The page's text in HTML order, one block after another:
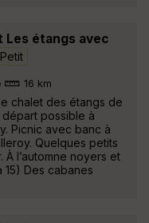
Les étangs avec
16 km
chalet des étangs de
possible à
Picnic avec banc à
Quelques petits
l’automne noyers et
15) Des cabanes